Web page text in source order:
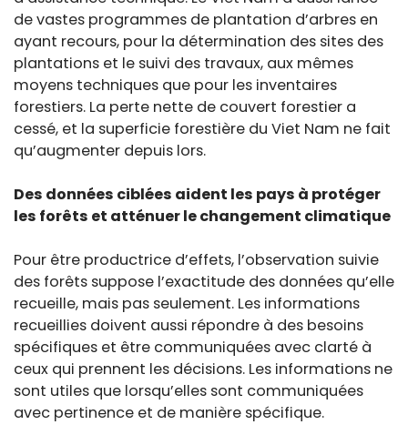
de vastes programmes de plantation d’arbres en
ayant recours, pour la détermination des sites des
plantations et le suivi des travaux, aux mêmes
moyens techniques que pour les inventaires
forestiers. La perte nette de couvert forestier a
cessé, et la superficie forestière du Viet Nam ne fait
qu’augmenter depuis lors.
Des données ciblées aident les pays à protéger
les forêts et atténuer le changement climatique
Pour être productrice d’effets, l’observation suivie
des forêts suppose l’exactitude des données qu’elle
recueille, mais pas seulement. Les informations
recueillies doivent aussi répondre à des besoins
spécifiques et être communiquées avec clarté à
ceux qui prennent les décisions. Les informations ne
sont utiles que lorsqu’elles sont communiquées
avec pertinence et de manière spécifique.